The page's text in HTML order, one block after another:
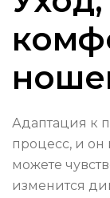
Адаптация к
процесс, и
можете
изменится